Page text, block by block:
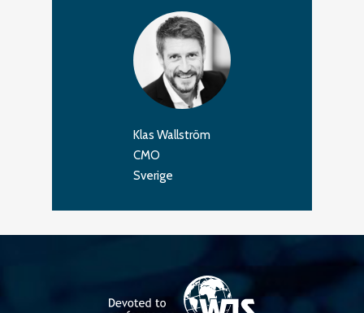
Klas Wallström
CMO
Sverige